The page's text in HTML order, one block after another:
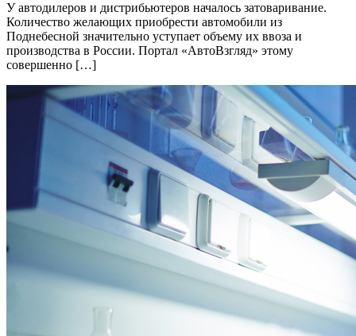
У автодилеров и дистрибьютеров началось затоваривание.
Количество желающих приобрести автомобили из
Поднебесной значительно уступает объему их ввоза и
производства в России. Портал «АвтоВзгляд» этому
совершенно […]